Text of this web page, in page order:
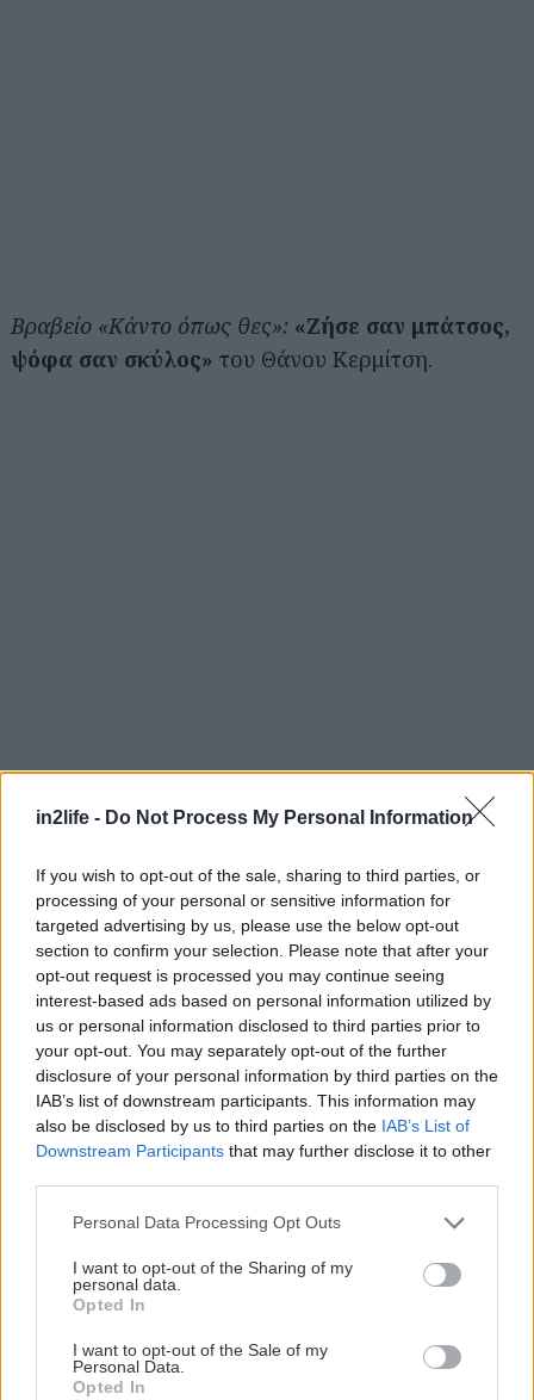
in2life - Do Not Process My Personal Information
If you wish to opt-out of the sale, sharing to third parties, or
processing of your personal or sensitive information for
targeted advertising by us, please use the below opt-out
section to confirm your selection. Please note that after your
opt-out request is processed you may continue seeing
interest-based ads based on personal information utilized by
us or personal information disclosed to third parties prior to
your opt-out. You may separately opt-out of the further
disclosure of your personal information by third parties on the
IAB’s list of downstream participants. This information may
also be disclosed by us to third parties on the IAB’s List of
Downstream Participants that may further disclose it to other
Please note that this website/app uses one or more Google
not limited to your visit or usage behaviour. You may click to
grant or deny consent to Google and its third-party tags to
use your data for below specified purposes in below Google
consent section.
Personal Data Processing Opt Outs
I want to opt-out of the Sharing of my
personal data.
Opted In
I want to opt-out of the Sale of my
Personal Data.
Opted In
Βραβείο «Κάντο όπως θες»: «Ζήσε σαν μπάτσος,
ψόφα σαν σκύλος» του Θάνου Κερμίτση.
Βραβείο βιντεοκλίπ:«Blur-Song 2»του Θεολόγου
Βασδέκη.